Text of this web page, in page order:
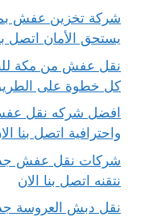
يستحق الأمان اتصل
كل خطوة على
واحترافية اتصل بنا
نتقنه اتصل بنا الان